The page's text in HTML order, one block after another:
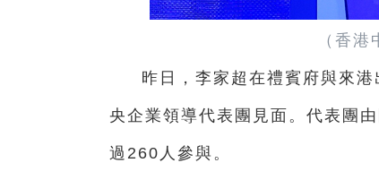
（香
昨日，李家超在禮賓府與來
央企業領導代表團見面。代表團
過260人參與。